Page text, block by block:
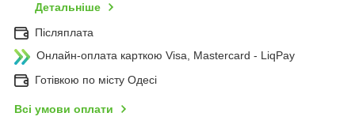
Детальніше
Післяплата
Онлайн-оплата карткою Visa, Mastercard - LiqPay
Готівкою по місту Одесі
Всі умови оплати